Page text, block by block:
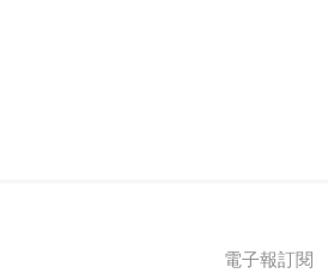
電子報訂閱